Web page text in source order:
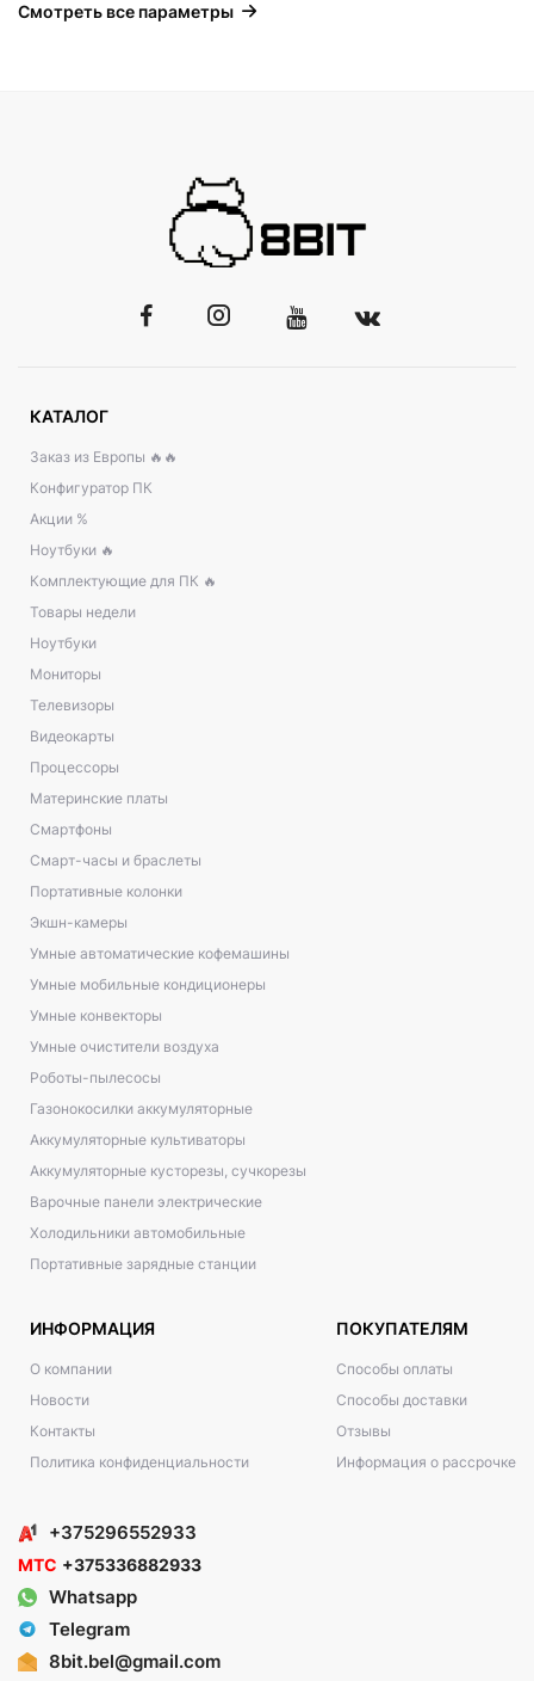
Смотреть все параметры
КАТАЛОГ
Заказ из Европы 🔥🔥
Конфигуратор ПК
Акции %
Ноутбуки 🔥
Комплектующие для ПК 🔥
Товары недели
Ноутбуки
Мониторы
Телевизоры
Видеокарты
Процессоры
Материнские платы
Смартфоны
Смарт-часы и браслеты
Портативные колонки
Экшн-камеры
Умные автоматические кофемашины
Умные мобильные кондиционеры
Умные конвекторы
Умные очистители воздуха
Роботы-пылесосы
Газонокосилки аккумуляторные
Аккумуляторные культиваторы
Аккумуляторные кусторезы, сучкорезы
Варочные панели электрические
Холодильники автомобильные
Портативные зарядные станции
ИНФОРМАЦИЯ
О компании
Новости
Контакты
Политика конфиденциальности
ПОКУПАТЕЛЯМ
Способы оплаты
Способы доставки
Отзывы
Информация о рассрочке
+375296552933
МТС +375336882933
Whatsapp
Telegram
8bit.bel@gmail.com